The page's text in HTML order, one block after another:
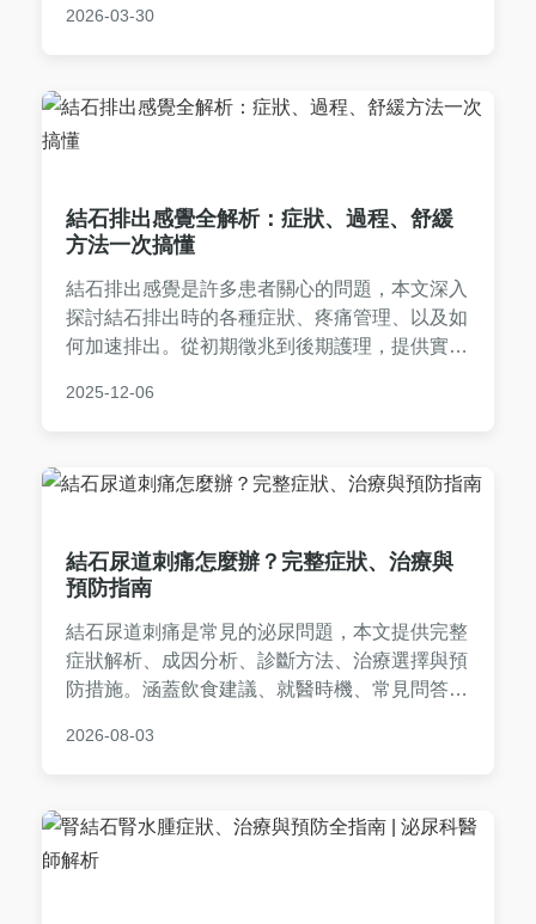
作模式。
2026-03-30
結石排出感覺全解析：症狀、過程、舒緩
方法一次搞懂
結石排出感覺是許多患者關心的問題，本文深入
探討結石排出時的各種症狀、疼痛管理、以及如
何加速排出。從初期徵兆到後期護理，提供實用
助您順利度過難關。內容基於真實經驗和醫學知
2025-12-06
結石尿道刺痛怎麼辦？完整症狀、治療與
預防指南
結石尿道刺痛是常見的泌尿問題，本文提供完整
症狀解析、成因分析、診斷方法、治療選擇與預
防措施。涵蓋飲食建議、就醫時機、常見問答，
打盡，解決您的所有疑問。
2026-08-03